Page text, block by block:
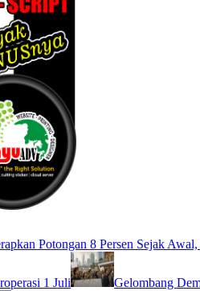
Potongan 8 Persen Sejak
1 Juli Gelombang